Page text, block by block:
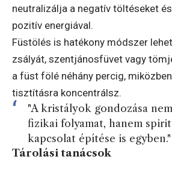
neutralizálja a negatív töltéseket
pozitív energiával.
Füstölés is hatékony módszer
zsályát, szentjánosfüvet vagy
a füst fölé néhány percig,
tisztításra koncentrálsz.
"A kristályok gondozása
fizikai folyamat, hanem
kapcsolat építése is egyben."
Tárolási tanácsok